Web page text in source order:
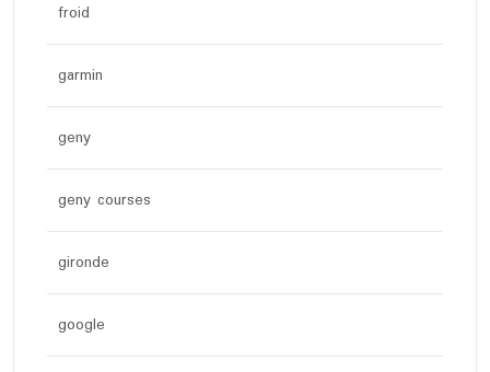
froid
garmin
geny
geny courses
gironde
google